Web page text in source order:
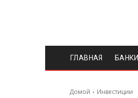
ГЛАВНАЯ БАНКИ
Домой Инвестиции